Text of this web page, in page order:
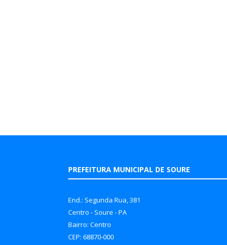
PREFEITURA MUNICIPAL DE SOURE
End.: Segunda Rua, 381
Centro - Soure - PA
Bairro: Centro
CEP: 68870-000